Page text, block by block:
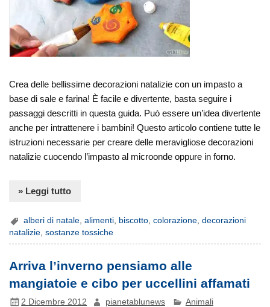
Crea delle bellissime decorazioni natalizie con un impasto a
base di sale e farina! È facile e divertente, basta seguire i
passaggi descritti in questa guida. Può essere un’idea divertente
anche per intrattenere i bambini! Questo articolo contiene tutte le
istruzioni necessarie per creare delle meravigliose decorazioni
natalizie cuocendo l’impasto al microonde oppure in forno.
» Leggi tutto
alberi di natale,alimenti, biscotto,colorazione,decorazioni
natalizie,sostanze tossiche
Arriva l’inverno pensiamo alle
mangiatoie e cibo per uccellini affamati
2 Dicembre 2012 pianetablunews Animali